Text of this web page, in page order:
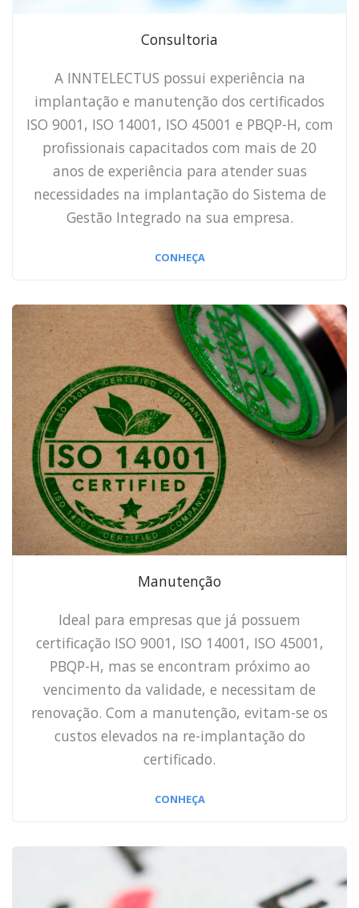
Consultoria
A INNTELECTUS possui experiência na
implantação e manutenção dos certificados
ISO 9001, ISO 14001, ISO 45001 e PBQP-H, com
profissionais capacitados com mais de 20
anos de experiência para atender suas
necessidades na implantação do Sistema de
Gestão Integrado na sua empresa.
CONHEÇA
Manutenção
Ideal para empresas que já possuem
certificação ISO 9001, ISO 14001, ISO 45001,
PBQP-H, mas se encontram próximo ao
vencimento da validade, e necessitam de
renovação. Com a manutenção, evitam-se os
custos elevados na re-implantação do
certificado.
CONHEÇA